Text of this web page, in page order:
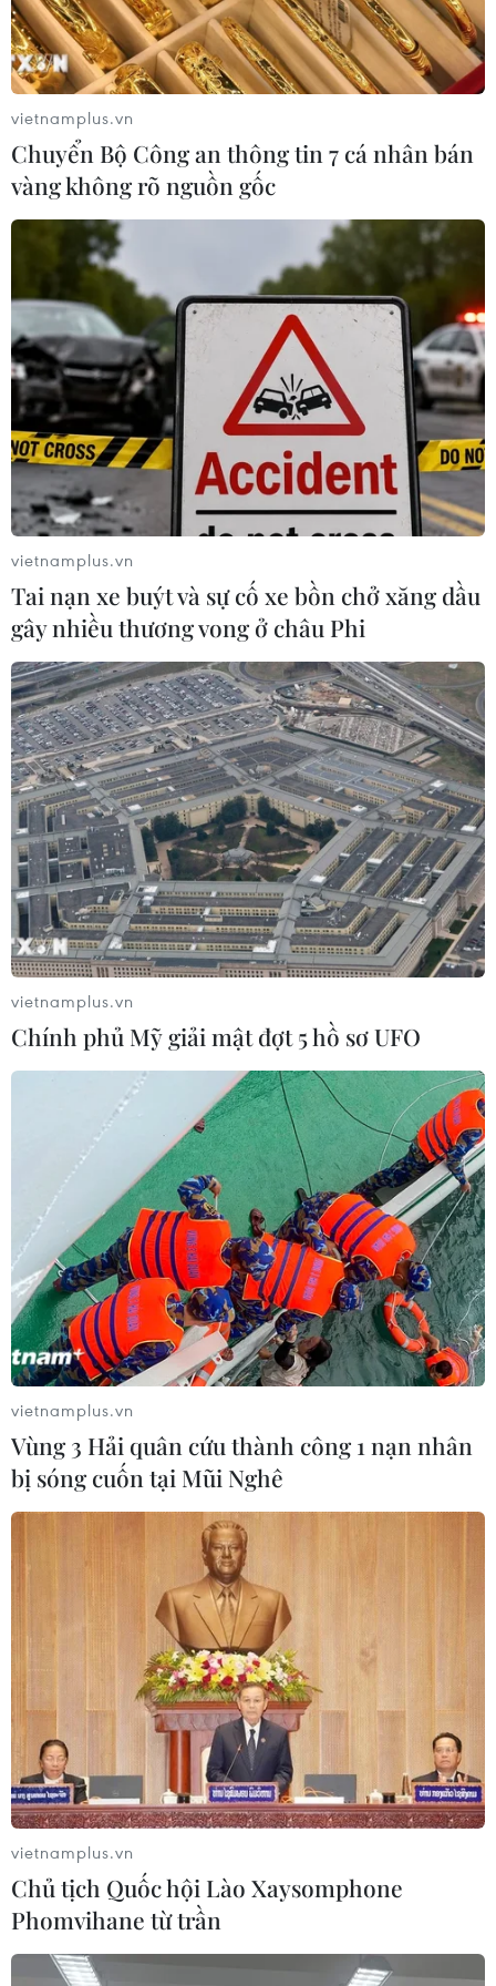
2021-2030, TẦM NHÌN ĐẾN 2050
Đưa Nghệ An trở thành cực tăng trưởng động
lực của vùng Bắc Trung Bộ và cả nước
Công bố các Quyết định về Khu kinh tế và khởi
động Khu thương mại tự do Hải Phòng
Chính phủ thông qua hồ sơ Đề án thành lập
thành phố Quảng Ninh trực thuộc Trung ương
Bắc Ninh tiến gần "mốc" thành phố trực thuộc
Trung ương
Phê duyệt Quy hoạch chung đô thị Bắc Ninh đến
năm 2050, tầm nhìn đến năm 2075
TIN LIÊN QUAN
Đồng Nai: Nhà ga hành khách sân bay
Long Thành vượt tiến độ
20/06/2024 09:10
Gói thầu nhà ga hành khách - hạng mục quan trọng
nhất của dự án sân bay Long Thành, đang vượt tiến độ
phần thô 20 ngày và vượt tiến độ tổng thể 10 ngày so
với hợp đồng.
Đồng Nai: Đẩy mạnh phát triển đảng
trong doanh nghiệp ngoài khu vực nhà
nước
14/06/2024 09:42
Đảng bộ tỉnh Đồng Nai xác định đẩy mạnh xây dựng tổ
chức đảng trong các DN ngoài nhà nước vừa góp phần
nâng cao năng lực lãnh đạo, sức chiến đấu của Đảng,
vừa thúc đẩy kinh tế tư nhân phát triển.
vietnamplus.vn
Chuyển Bộ Công an thông tin 7 cá nhân bán
vàng không rõ nguồn gốc
vietnamplus.vn
Tai nạn xe buýt và sự cố xe bồn chở xăng dầu
gây nhiều thương vong ở châu Phi
vietnamplus.vn
Chính phủ Mỹ giải mật đợt 5 hồ sơ UFO
vietnamplus.vn
Vùng 3 Hải quân cứu thành công 1 nạn nhân
bị sóng cuốn tại Mũi Nghê
vietnamplus.vn
Chủ tịch Quốc hội Lào Xaysomphone
Phomvihane từ trần